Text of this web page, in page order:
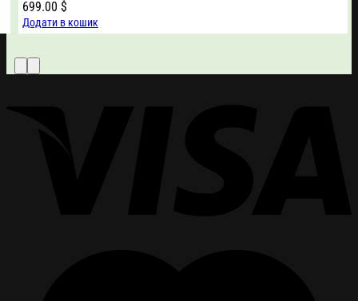
699.00 $
Додати в кошик